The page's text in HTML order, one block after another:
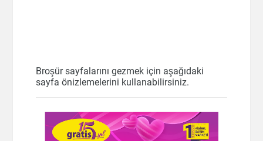
Broşür sayfalarını gezmek için aşağıdaki
sayfa önizlemelerini kullanabilirsiniz.